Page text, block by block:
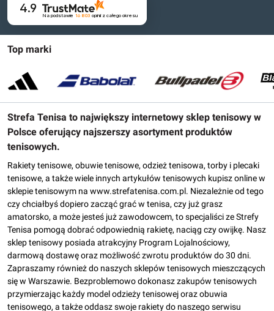
Top marki
Strefa Tenisa to największy internetowy sklep tenisowy w
Polsce oferujący najszerszy asortyment produktów
tenisowych.
Rakiety tenisowe, obuwie tenisowe, odzież tenisowa, torby i plecaki
tenisowe, a także wiele innych artykułów tenisowych kupisz online w
sklepie tenisowym na www.strefatenisa.com.pl. Niezależnie od tego
czy chciałbyś dopiero zacząć grać w tenisa, czy już grasz
amatorsko, a może jesteś już zawodowcem, to specjaliści ze Strefy
Tenisa pomogą dobrać odpowiednią rakietę, naciąg czy owijkę. Nasz
sklep tenisowy posiada atrakcyjny Program Lojalnościowy,
darmową dostawę oraz możliwość zwrotu produktów do 30 dni.
Zapraszamy również do naszych sklepów tenisowych mieszczących
się w Warszawie. Bezproblemowo dokonasz zakupów tenisowych
przymierzając każdy model odzieży tenisowej oraz obuwia
tenisowego, a także oddasz swoje rakiety do naszego serwisu
4.9
Na podstawie 16 803 opinii z całego okresu